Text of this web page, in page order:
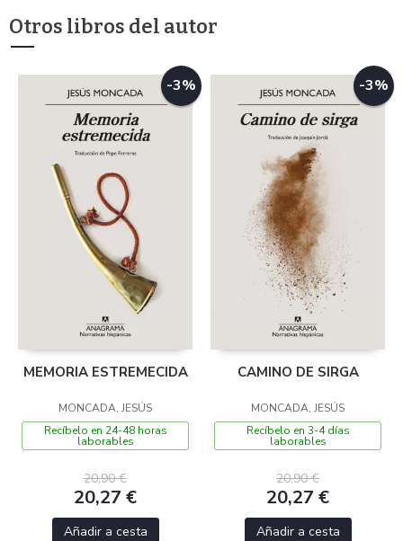
Otros libros del autor
-3%
MEMORIA ESTREMECIDA
MONCADA, JESÚS
Recíbelo en 24-48 horas
laborables
20,90 €
20,27 €
Añadir a cesta
-3%
CAMINO DE SIRGA
MONCADA, JESÚS
Recíbelo en 3-4 días
laborables
20,90 €
20,27 €
Añadir a cesta